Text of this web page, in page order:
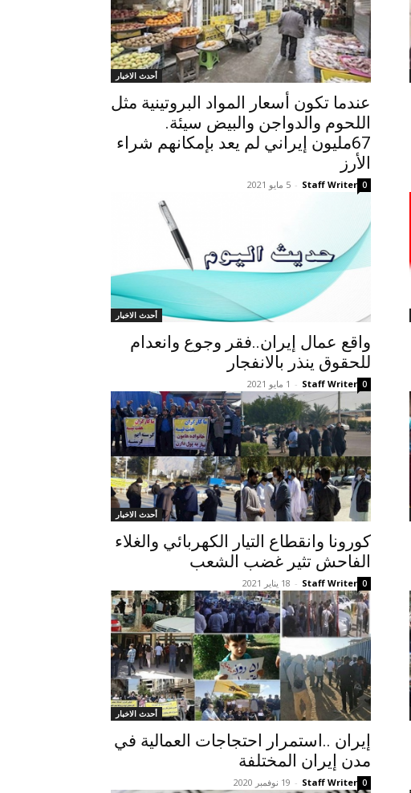
أحدث الاخبار
عندما تكون أسعار المواد البروتينية مثل
اللحوم والدواجن والبيض سيئة.
67مليون إيراني لم يعد بإمكانهم شراء
الأرز
Staff Writer
- 5 مايو 2021 0
أحدث الاخبار
واقع عمال إيران..فقر وجوع وانعدام
للحقوق ينذر بالانفجار
Staff Writer
- 1 مايو 2021 0
أحدث الاخبار
كورونا وانقطاع التيار الكهربائي والغلاء
الفاحش تثیر غضب الشعب
Staff Writer
- 18 يناير 2021 0
أحدث الاخبار
إيران ..استمرار احتجاجات العمالية في
مدن إيران المختلفة
Staff Writer
- 19 نوفمبر 2020 0